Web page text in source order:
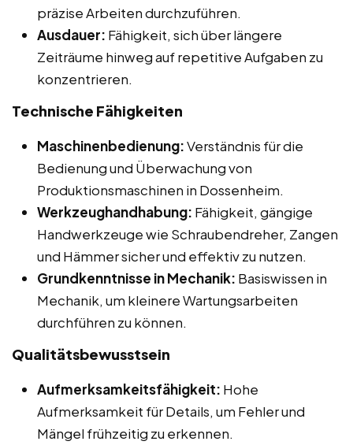
präzise Arbeiten durchzuführen.
Ausdauer: Fähigkeit, sich über längere
Zeiträume hinweg auf repetitive Aufgaben zu
konzentrieren.
Technische Fähigkeiten
Maschinenbedienung:Verständnis für die
Bedienung und Überwachung von
Produktionsmaschinen in Dossenheim.
Werkzeughandhabung: Fähigkeit, gängige
Handwerkzeuge wie Schraubendreher, Zangen
und Hämmer sicher und effektiv zu nutzen.
Grundkenntnisse in Mechanik: Basiswissen in
Mechanik, um kleinere Wartungsarbeiten
durchführen zu können.
Qualitätsbewusstsein
Aufmerksamkeitsfähigkeit: Hohe
Aufmerksamkeit für Details, um Fehler und
Mängel frühzeitig zu erkennen.